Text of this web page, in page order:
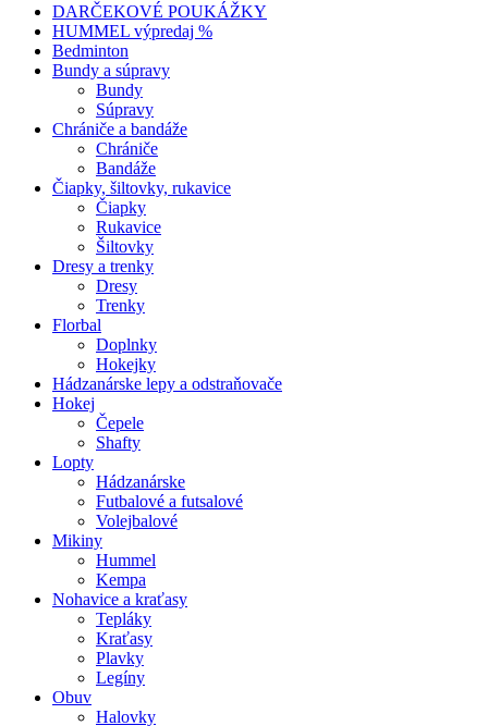
DARČEKOVÉ POUKÁŽKY
HUMMEL výpredaj %
Bedminton
Bundy a súpravy
Bundy
Súpravy
Chrániče a bandáže
Chrániče
Bandáže
Čiapky, šiltovky, rukavice
Čiapky
Rukavice
Šiltovky
Dresy a trenky
Dresy
Trenky
Florbal
Doplnky
Hokejky
Hádzanárske lepy a odstraňovače
Hokej
Čepele
Shafty
Lopty
Hádzanárske
Futbalové a futsalové
Volejbalové
Mikiny
Hummel
Kempa
Nohavice a kraťasy
Tepláky
Kraťasy
Plavky
Legíny
Obuv
Halovky